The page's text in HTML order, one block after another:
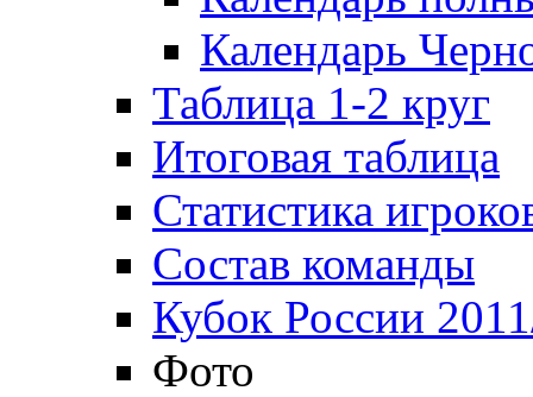
Календарь
Таблица 1-2 круг
Итоговая таблица
Статистика
Состав команды
Кубок России
Фото